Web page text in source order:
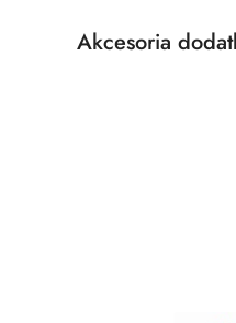
Pomiń karuzelę
Produkty
Akcesoria